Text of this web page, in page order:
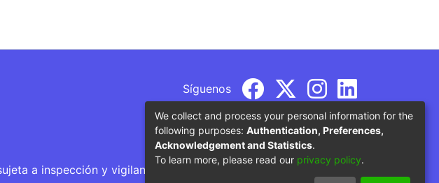
Síguenos
a inspección y vigilancia por parte del Ministerio de Educación
We collect and process your personal information for the
following purposes: Authentication, Preferences,
Acknowledgement and Statistics.
To learn more, please read our privacy policy.